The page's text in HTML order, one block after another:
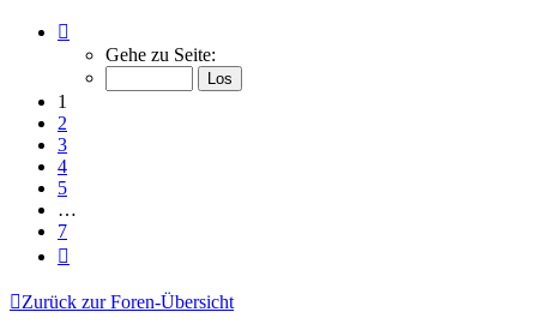
von
Gehe zu Seite:
1
2
3
4
5
…
7
Zurück zur Foren-Übersicht